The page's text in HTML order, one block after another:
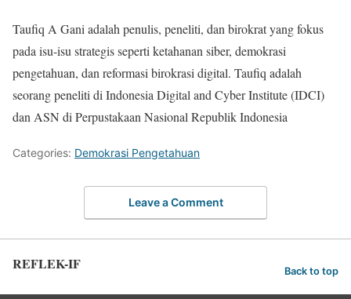
Taufiq A Gani adalah penulis, peneliti, dan birokrat yang fokus
pada isu-isu strategis seperti ketahanan siber, demokrasi
pengetahuan, dan reformasi birokrasi digital. Taufiq adalah
seorang peneliti di Indonesia Digital and Cyber Institute (IDCI)
dan ASN di Perpustakaan Nasional Republik Indonesia
Categories: Demokrasi Pengetahuan
Leave a Comment
REFLEK-IF Back to top